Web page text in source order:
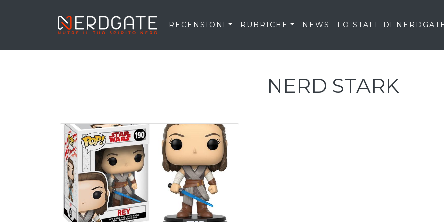
RECENSIONI RUBRICHE NEWS LO STAFF DI
NERD STARK